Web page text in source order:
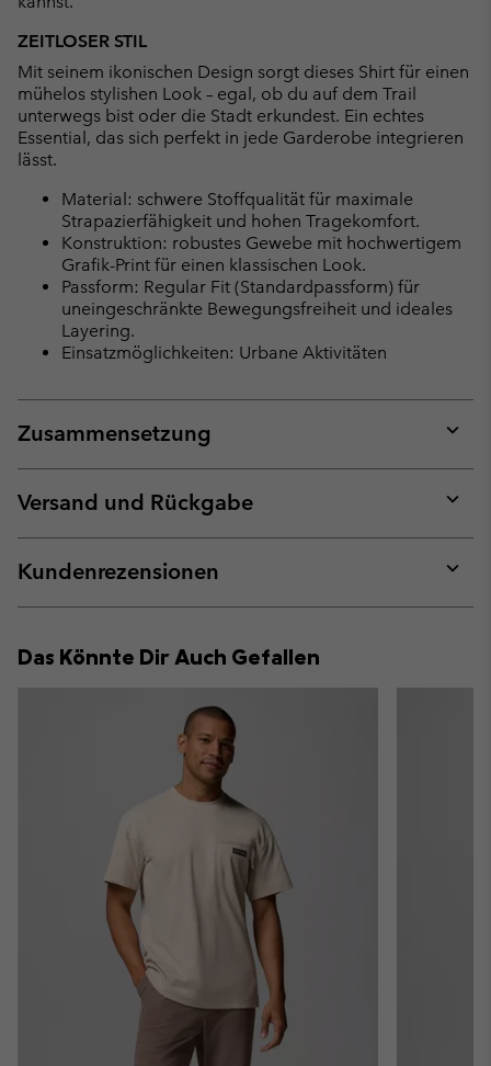
ZEITLOSER STIL
Mit seinem ikonischen Design sorgt dieses Shirt für einen
mühelos stylishen Look – egal, ob du auf dem Trail
unterwegs bist oder die Stadt erkundest. Ein echtes
Essential, das sich perfekt in jede Garderobe integrieren
lässt.
Material: schwere Stoffqualität für maximale
Strapazierfähigkeit und hohen Tragekomfort.
Konstruktion: robustes Gewebe mit hochwertigem
Grafik-Print für einen klassischen Look.
Passform: Regular Fit (Standardpassform) für
uneingeschränkte Bewegungsfreiheit und ideales
Layering.
Einsatzmöglichkeiten: Urbane Aktivitäten
Zusammensetzung
or
Versand und Rückgabe
or
Kundenrezensionen
or
Das Könnte Dir Auch Gefallen